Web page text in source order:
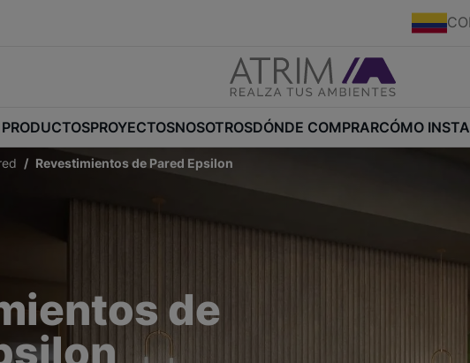
PRODUCTOSPROYECTOSNOSOTROSDÓNDE COMPRARCÓMO
Revestimientos de Pared Epsilon
de